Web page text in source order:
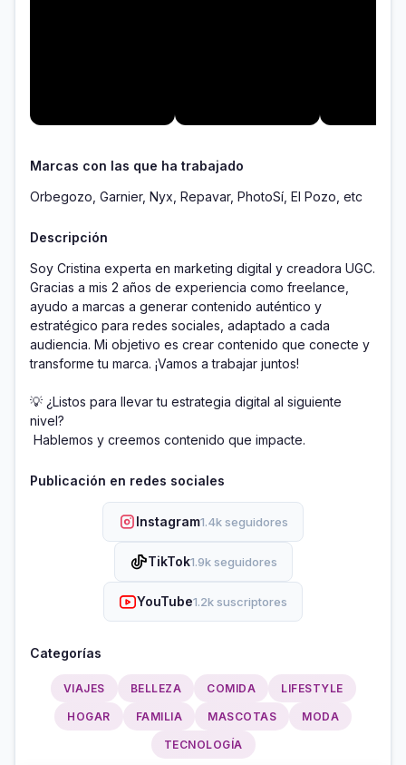
Marcas con las que ha trabajado
Orbegozo, Garnier, Nyx, Repavar, PhotoSí, El Pozo, etc
Descripción
Soy Cristina experta en marketing digital y creadora UGC.
Gracias a mis 2 años de experiencia como freelance,
ayudo a marcas a generar contenido auténtico y
estratégico para redes sociales, adaptado a cada
audiencia. Mi objetivo es crear contenido que conecte y
transforme tu marca. ¡Vamos a trabajar juntos!
💡 ¿Listos para llevar tu estrategia digital al siguiente
nivel?
Hablemos y creemos contenido que impacte.
Publicación en redes sociales
Instagram1.4k seguidores
TikTok1.9k seguidores
YouTube1.2k suscriptores
Categorías
VIAJES BELLEZA COMIDA LIFESTYLE
HOGAR FAMILIA MASCOTAS MODA
TECNOLOGÍA